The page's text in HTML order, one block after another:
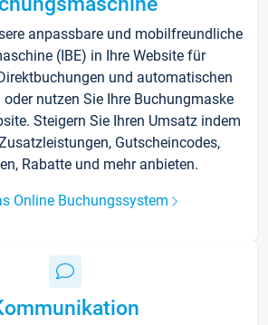
anpassbare und mobilfreundliche
(IBE) in Ihre Website für
und automatischen
nutzen Sie Ihre Buchungmaske
Steigern Sie Ihren Umsatz indem
Gutscheincodes,
Rabatte und mehr anbieten.
Online Buchungssystem